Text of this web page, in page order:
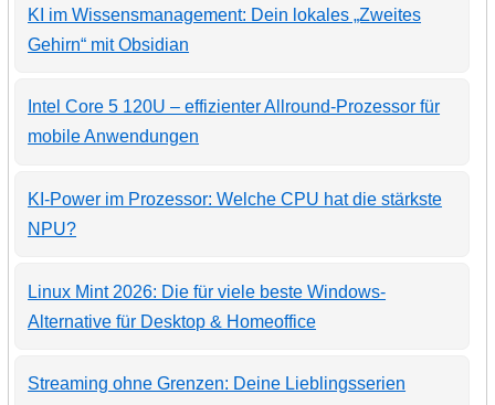
KI im Wissensmanagement: Dein lokales „Zweites
Gehirn“ mit Obsidian
Intel Core 5 120U – effizienter Allround-Prozessor für
mobile Anwendungen
KI-Power im Prozessor: Welche CPU hat die stärkste
NPU?
Linux Mint 2026: Die für viele beste Windows-
Alternative für Desktop & Homeoffice
Streaming ohne Grenzen: Deine Lieblingsserien